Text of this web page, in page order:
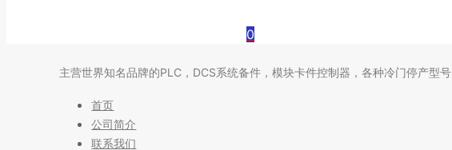
0
主营世界知名品牌的PLC，DCS系统备件，模块卡件控制器，各种冷门停产型号
首页
公司简介
联系我们